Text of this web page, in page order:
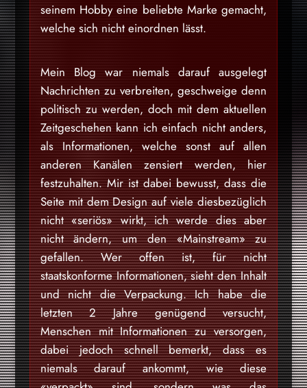
seinem Hobby eine beliebte Marke gemacht,
welche sich nicht einordnen lässt.
Mein Blog war niemals darauf ausgelegt
Nachrichten zu verbreiten, geschweige denn
politisch zu werden, doch mit dem aktuellen
Zeitgeschehen kann ich einfach nicht anders,
als Informationen, welche sonst auf allen
anderen Kanälen zensiert werden, hier
festzuhalten. Mir ist dabei bewusst, dass die
Seite mit dem Design auf viele diesbezüglich
nicht «seriös» wirkt, ich werde dies aber
nicht ändern, um den «Mainstream» zu
gefallen. Wer offen ist, für nicht
staatskonforme Informationen, sieht den Inhalt
und nicht die Verpackung. Ich habe die
letzten 2 Jahre genügend versucht,
Menschen mit Informationen zu versorgen,
dabei jedoch schnell bemerkt, dass es
niemals darauf ankommt, wie diese